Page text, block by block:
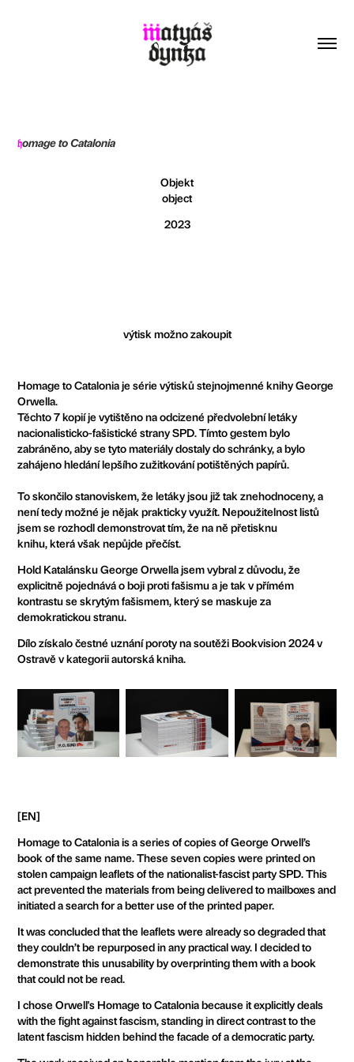
homage to Catalonia
Objekt
object
2023
výtisk možno zakoupit
Homage to Catalonia je série výtisků stejnojmenné knihy George
Orwella.
Těchto 7 kopií je vytištěno na odcizené předvolební letáky
nacionalisticko-fašistické strany SPD. Tímto gestem bylo
zabráněno, aby se tyto materiály dostaly do schránky, a bylo
zahájeno hledání lepšího zužitkování potištěných papírů.
To skončilo stanoviskem, že letáky jsou již tak znehodnoceny, a
není tedy možné je nějak prakticky využít. Nepoužitelnost listů
jsem se rozhodl demonstrovat tím, že na ně přetisknu
knihu, která však nepůjde přečíst.
Hold Katalánsku George Orwella jsem vybral z důvodu, že
explicitně pojednává o boji proti fašismu a je tak v přímém
kontrastu se skrytým fašismem, který se maskuje za
demokratickou stranu.
Dílo získalo čestné uznání poroty na soutěži Bookvision 2024 v
Ostravě v kategorii autorská kniha.​​​​​​
[EN]
Homage to Catalonia is a series of copies of George Orwell’s
book of the same name. These seven copies were printed on
stolen campaign leaflets of the nationalist-fascist party SPD. This
act prevented the materials from being delivered to mailboxes and
initiated a search for a better use of the printed paper.
It was concluded that the leaflets were already so degraded that
they couldn’t be repurposed in any practical way. I decided to
demonstrate this unusability by overprinting them with a book
that could not be read.
I chose Orwell's Homage to Catalonia because it explicitly deals
with the fight against fascism, standing in direct contrast to the
latent fascism hidden behind the facade of a democratic party.